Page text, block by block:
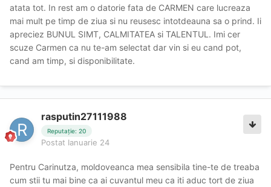
atata tot. In rest am o datorie fata de CARMEN care lucreaza
mai mult pe timp de ziua si nu reusesc intotdeauna sa o prind. Ii
apreciez BUNUL SIMT, CALMITATEA si TALENTUL. Imi cer
scuze Carmen ca nu te-am selectat dar vin si eu cand pot,
cand am timp, si disponibilitate.
rasputin27111988
Reputație: 20
Postat Ianuarie 24
Pentru Carinutza, moldoveanca mea sensibila tine-te de treaba
cum stii tu mai bine ca ai cuvantul meu ca iti aduc tort de ziua